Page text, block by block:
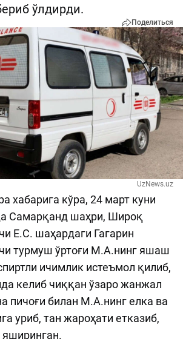
ўлдирди.
Поделиться
UzNews.uz
хабарига кўра, 24 март куни
Самарқанд шаҳри, Широқ
Е.С. шаҳардаги Гагарин
турмуш ўртоғи М.А.нинг яшаш
ичимлик истеъмол қилиб,
келиб чиққан ўзаро жанжал
пичоғи билан М.А.нинг елка ва
уриб, тан жароҳати етказиб,